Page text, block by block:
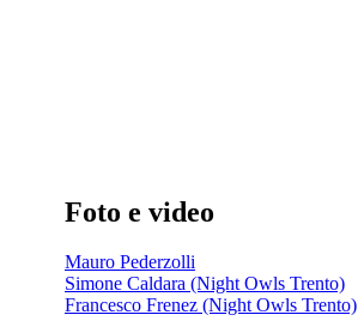
Foto e video
Mauro Pederzolli
Simone Caldara (Night Owls Trento)
Francesco Frenez (Night Owls Trento)